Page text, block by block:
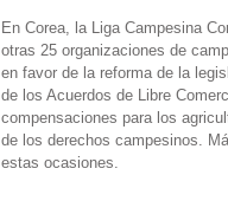
En Corea, la Liga Campesina
otras 25 organizaciones de
en favor de la reforma de la
de los Acuerdos de Libre
compensaciones para los
de los derechos campesinos.
estas ocasiones.